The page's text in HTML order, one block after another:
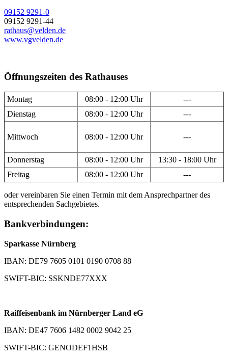
09152 9291-0
09152 9291-44
rathaus@velden.de
www.vgvelden.de
Öffnungszeiten des Rathauses
Montag 08:00 - 12:00 Uhr
---
Dienstag
08:00 - 12:00 Uhr ---
Mittwoch 08:00 - 12:00 Uhr ---
Donnerstag 08:00 - 12:00 Uhr
13:30 - 18:00 Uhr
Freitag
08:00 - 12:00 Uhr ---
oder vereinbaren Sie einen Termin mit dem Ansprechpartner des
entsprechenden Sachgebietes.
Bankverbindungen:
Sparkasse Nürnberg
IBAN: DE79 7605 0101 0190 0708 88
SWIFT-BIC: SSKNDE77XXX
Raiffeisenbank im Nürnberger Land eG
IBAN: DE47 7606 1482 0002 9042 25
SWIFT-BIC: GENODEF1HSB